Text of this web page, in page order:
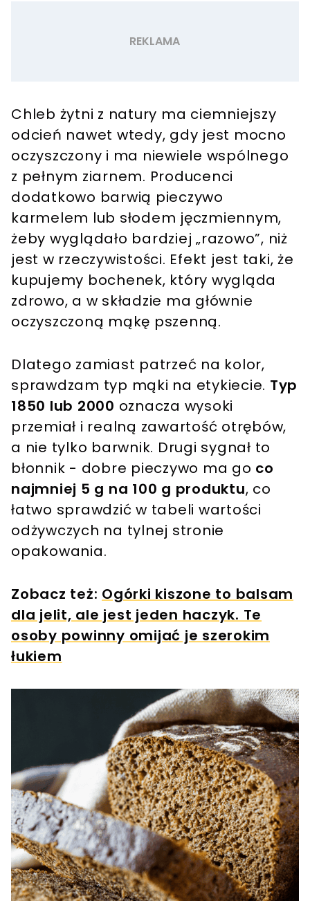
Chleb żytni z natury ma ciemniejszy
odcień nawet wtedy, gdy jest mocno
oczyszczony i ma niewiele wspólnego
z pełnym ziarnem. Producenci
dodatkowo barwią pieczywo
karmelem lub słodem jęczmiennym,
żeby wyglądało bardziej „razowo”, niż
jest w rzeczywistości. Efekt jest taki, że
kupujemy bochenek, który wygląda
zdrowo, a w składzie ma głównie
oczyszczoną mąkę pszenną.
Dlatego zamiast patrzeć na kolor,
sprawdzam typ mąki na etykiecie. Typ
1850 lub 2000 oznacza wysoki
przemiał i realną zawartość otrębów,
a nie tylko barwnik. Drugi sygnał to
błonnik - dobre pieczywo ma go co
najmniej 5 g na 100 g produktu, co
łatwo sprawdzić w tabeli wartości
odżywczych na tylnej stronie
opakowania.
Zobacz też: Ogórki kiszone to balsam
dla jelit, ale jest jeden haczyk. Te
osoby powinny omijać je szerokim
łukiem